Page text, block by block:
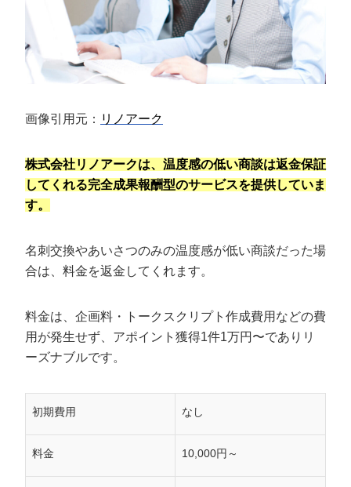
画像引用元： リノアーク
株式会社リノアークは、温度感の低い商談は返金保証
してくれる完全成果報酬型のサービスを提供していま
す。
名刺交換やあいさつのみの温度感が低い商談だった場
合は、料金を返金してくれます。
料金は、企画料・トークスクリプト作成費用などの費
用が発生せず、アポイント獲得1件1万円〜でありリ
ーズナブルです。
初期費用 なし
料金 10,000円～